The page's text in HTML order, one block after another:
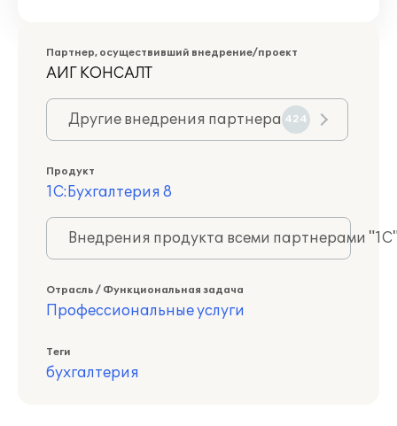
Партнер, осуществивший внедрение/проект
АИГ КОНСАЛТ
Другие внедрения партнера 424
Продукт
1С:Бухгалтерия 8
Внедрения продукта всеми партнерами
Отрасль / Функциональная задача
Профессиональные услуги
Теги
бухгалтерия